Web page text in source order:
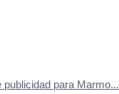
publicidad para Marmo...